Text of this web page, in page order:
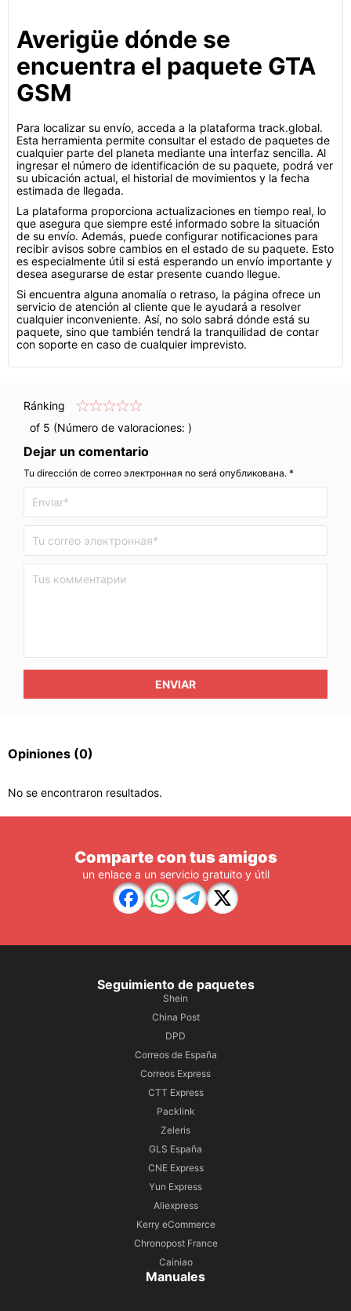
Averigüe dónde se
encuentra el paquete GTA
GSM
Para localizar su envío, acceda a la plataforma track.global.
Esta herramienta permite consultar el estado de paquetes de
cualquier parte del planeta mediante una interfaz sencilla. Al
ingresar el número de identificación de su paquete, podrá ver
su ubicación actual, el historial de movimientos y la fecha
estimada de llegada.
La plataforma proporciona actualizaciones en tiempo real, lo
que asegura que siempre esté informado sobre la situación
de su envío. Además, puede configurar notificaciones para
recibir avisos sobre cambios en el estado de su paquete. Esto
es especialmente útil si está esperando un envío importante y
desea asegurarse de estar presente cuando llegue.
Si encuentra alguna anomalía o retraso, la página ofrece un
servicio de atención al cliente que le ayudará a resolver
cualquier inconveniente. Así, no solo sabrá dónde está su
paquete, sino que también tendrá la tranquilidad de contar
con soporte en caso de cualquier imprevisto.
Ránking
of 5 (Número de valoraciones: )
Dejar un comentario
Tu dirección de correo электронная no será опубликована. *
ENVIAR
Opiniones (0)
No se encontraron resultados.
Comparte con tus amigos
un enlace a un servicio gratuito y útil
Seguimiento de paquetes
Shein
China Post
DPD
Correos de España
Correos Express
CTT Express
Packlink
Zeleris
GLS España
CNE Express
Yun Express
Aliexpress
Kerry eCommerce
Chronopost France
Cainiao
Manuales